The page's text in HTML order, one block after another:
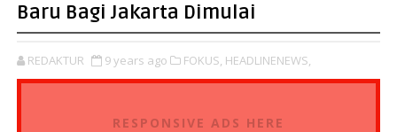
Baru Bagi Jakarta Dimulai
REDAKTUR 9 years ago FOKUS, HEADLINENEWS,
RESPONSIVE ADS HERE